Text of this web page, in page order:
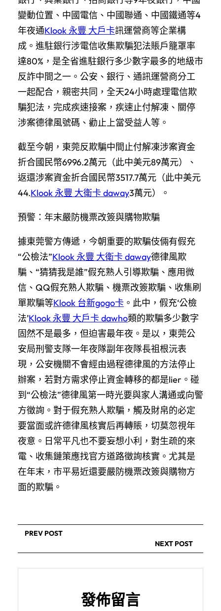
變動位置、中國電信、中國聯通、中國鐵通等4
年夜通Klook 永豐 大戶卡訊運營商等企業構
成。進駐銀行涉電信收集欺騙犯法賬戶籠罩率
達80%，是全省進駐銀行多少數字最多的地級市
反詐中間之一。公安、銀行、通訊運營商分工
一起配合，親密共同，全天24小時處理電信欺
騙犯法，完成疾速接案，疾速止付解凍、關停
涉案德律風號碼、勸止上當受益人等。
截至今朝，東莞反欺騙中間止付解凍涉案資金
折合國民幣6996.2萬元（此中美元89萬元）、
返還涉案資金折合國民幣3517.7萬元（此中美元
44.Klook 永豐 大衛卡 daway3萬元）。
預警：年末嚴防機票改簽與購物欺騙
據東莞警方傳遞，今朝重要的欺騙伎倆有假充
“公檢法”Klook 永豐 大衛卡 daway德律風欺
騙、“猜猜我是誰”假充熟人引導欺騙、應用微
信、QQ假充熟人欺騙、機票改簽欺騙、收集刷
單欺騙等Klook 台新gogo卡 。此中，假充‘公檢
法’Klook 永豐 大戶卡 dawho類的欺騙多少數字
固然不是最多，但迫害最年夜。是以，東莞公
安局刑警支隊一年夜隊副年夜隊長祖根沅表
現，公安機關不會經由過程德律風的方法停止
辦案，若對方需求停止資金轉移的都是lier。碰
到“公檢法”德律風第一時光要與家人溝通或向警
方徵詢。對于假充熟人欺騙，觸及財帛的必定
要當面或許德律風核實后再轉賬，切莫忽視年
夜意。日常平凡也不要妄想小利，對生疏的來
電、收集鏈策應找官方道路徵詢核實。尤其是
在年末，市平易近還要嚴防機票改簽與購物方
面的欺騙。
PREV POST
NEXT POST
發佈留言